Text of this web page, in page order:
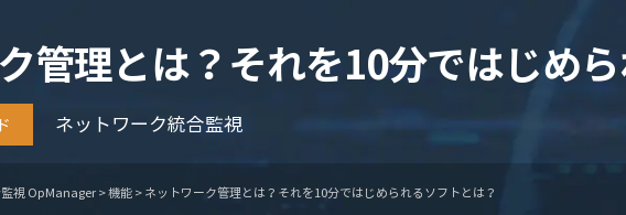
管理とは？それを10分ではじめ
ネットワーク統合監視
視 OpManager>機能>ネットワーク管理とは？それを10分ではじめられるソフトとは？